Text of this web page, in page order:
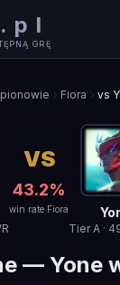
. pl
GRĘ
Fiora vs
VS
43.2%
win rate Fiora
TierA ·
— Yone